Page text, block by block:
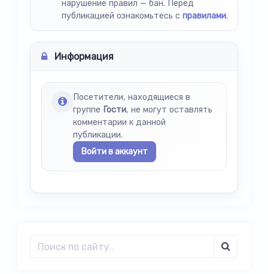
нарушение правил — бан. Перед
публикацией ознакомьтесь с правилами.
Информация
Посетители, находящиеся в
группе Гости, не могут оставлять
комментарии к данной
публикации.
Войти в аккаунт